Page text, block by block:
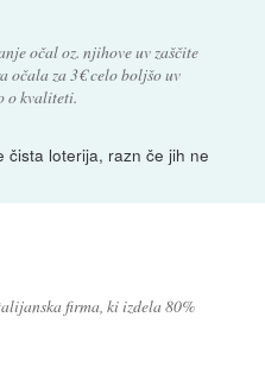
očal oz. njihove uv zaščite
očala za 3€ celo boljšo uv
o kvaliteti.
loterija, razn če jih ne
firma, ki izdela 80%